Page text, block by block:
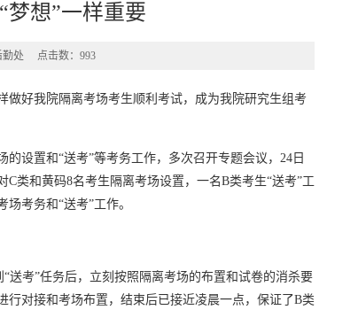
梦想”一样重要
勤处 点击数： 993
做好我院隔离考场考生顺利考试，成为我院研究生组考
设置和“送考”等考务工作，多次召开专题会议，24日
类和黄码8名考生隔离考场设置，一名B类考生“送考”工
考务和“送考”工作。
送考”任务后，立刻按照隔离考场的布置和试卷的消杀要
对接和考场布置，结束后已接近凌晨一点，保证了B类